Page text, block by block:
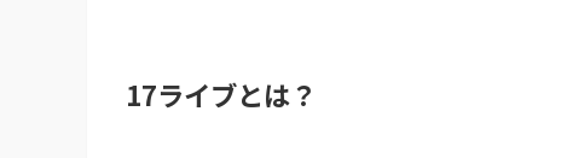
17ライブとは？